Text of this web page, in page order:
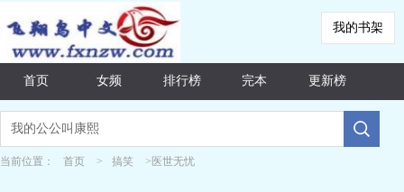
我的书架
首页 女频 排行榜 完本 更新榜
当前位置： 首页 > 搞笑 >医世无忧